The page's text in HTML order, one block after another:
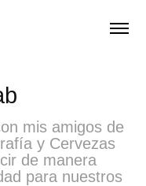
mis amigos de
y Cervezas
de manera
para nuestros